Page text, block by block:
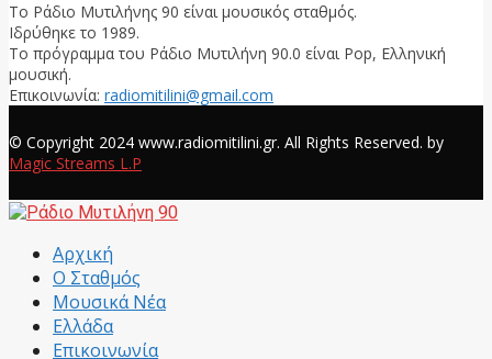
Το Ράδιο Μυτιλήνης 90 είναι μουσικός σταθμός.
Ιδρύθηκε το 1989.
Το πρόγραμμα του Ράδιο Μυτιλήνη 90.0 είναι Pop, Ελληνική
μουσική.
Επικοινωνία: radiomitilini@gmail.com
© Copyright 2024 www.radiomitilini.gr. All Rights Reserved. by
Magic Streams L.P
Αρχική
Ο Σταθμός
Μουσικά Νέα
Ελλάδα
Επικοινωνία